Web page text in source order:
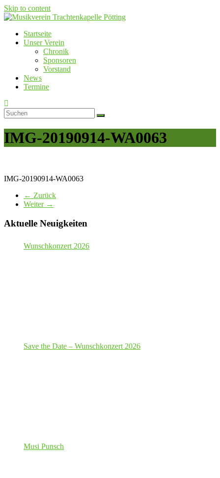
Skip to content
Musikverein Trachtenkapelle Pötting
Startseite
Unser Verein
Chronik
Sponsoren
Vorstand
News
Termine
IMG-20190914-WA0063
IMG-20190914-WA0063
← Zurück
Weiter →
Aktuelle Neuigkeiten
Wunschkonzert 2026
Save the Date – Wunschkonzert 2026
Musi Punsch